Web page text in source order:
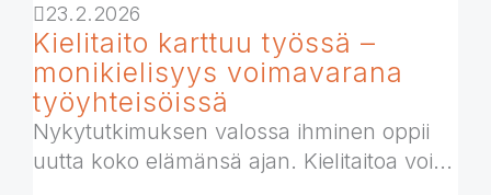
23.2.2026
Kielitaito karttuu työssä –
monikielisyys voimavarana
työyhteisöissä
Nykytutkimuksen valossa ihminen oppii
uutta koko elämänsä ajan. Kielitaitoa voi...